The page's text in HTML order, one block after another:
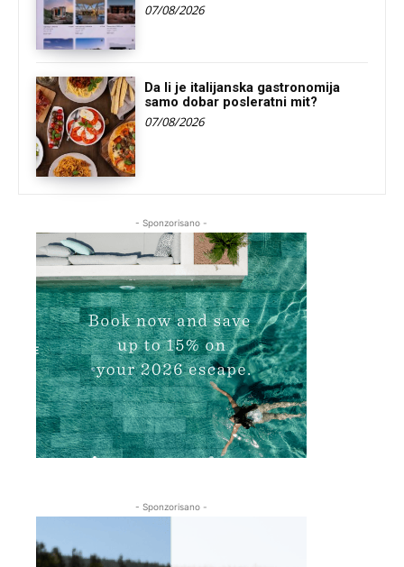
07/08/2026
Da li je italijanska gastronomija
samo dobar posleratni mit?
07/08/2026
- Sponzorisano -
- Sponzorisano -